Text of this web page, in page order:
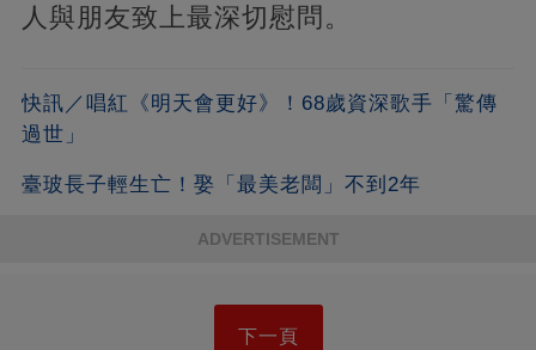
人與朋友致上最深切慰問。
快訊／唱紅《明天會更好》！68歲資深歌手「驚傳
過世」
臺玻長子輕生亡！娶「最美老闆」不到2年
ADVERTISEMENT
下一頁